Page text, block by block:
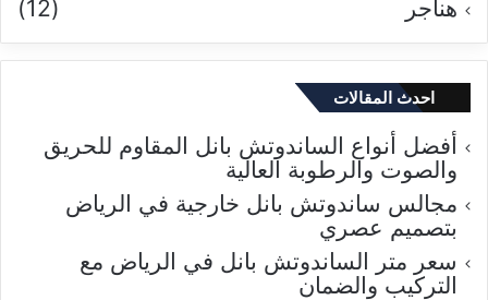
هناجر
(12)
احدث المقالات
أفضل أنواع الساندوتش بانل المقاوم للحريق
والصوت والرطوبة العالية
مجالس ساندوتش بانل خارجية في الرياض
بتصميم عصري
سعر متر الساندوتش بانل في الرياض مع
التركيب والضمان